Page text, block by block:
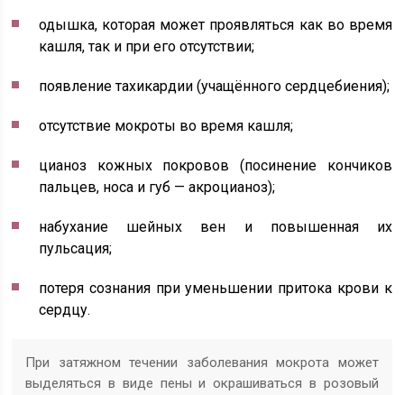
одышка, которая может проявляться как во время
кашля, так и при его отсутствии;
появление тахикардии (учащённого сердцебиения);
отсутствие мокроты во время кашля;
цианоз кожных покровов (посинение кончиков
пальцев, носа и губ — акроцианоз);
набухание шейных вен и повышенная их
пульсация;
потеря сознания при уменьшении притока крови к
сердцу.
При затяжном течении заболевания мокрота может
выделяться в виде пены и окрашиваться в розовый